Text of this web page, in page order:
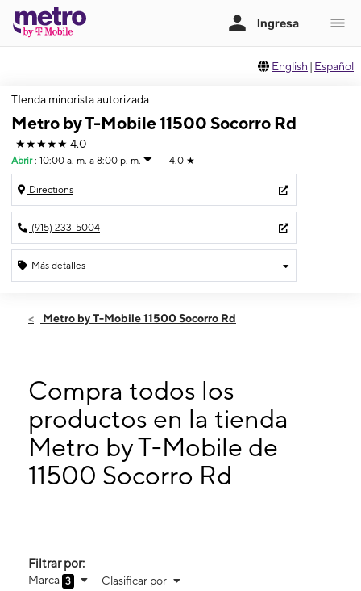
English | Español
TIenda minorista autorizada
Metro by T-Mobile 11500 Socorro Rd
★★★★★ 4.0
Abrir : 10:00 a. m. a 8:00 p. m. 4.0 ★
Directions
(915) 233-5004
Más detalles
Viernes:10:00 a. m. a 8:00 p. m.
Martes:
10:00 a. m. a 8:00 p. m.
Miérc: 10:00 a. m. a 8:00 p. m.
Jueves:10:00 a. m. a 8:00 p. m.
11500 Socorro Rd Ste B El Paso, TX 79927
Metro by T-Mobile 11500 Socorro Rd
Compra todos los
productos en la tienda
Metro by T-Mobile de
11500 Socorro Rd
Filtrar por:
Marca 3 Clasificar por